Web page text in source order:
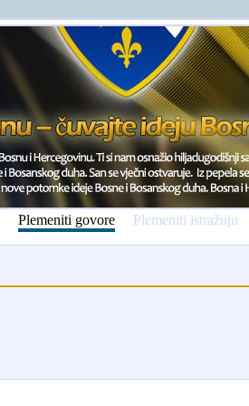
Plemeniti govore Plemeniti istražuju